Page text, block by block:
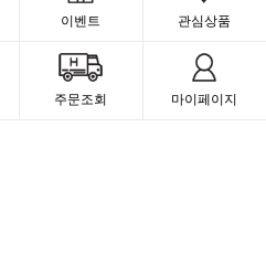
이벤트 관심상품
주문조회 마이페이지